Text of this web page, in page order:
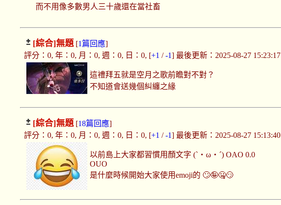
而不用像多數男人三十歲還在當社畜
[綜合]無題 [1篇回應]
評分：0, 年：0, 月：0, 週：0, 日：0, [+1 /-1] 最後更新：2025-08-27 15:23:17
這禮拜五就是空月之歌前瞻對不對？
不知道會送幾個糾纏之緣
[綜合]無題 [18篇回應]
評分：0, 年：0, 月：0, 週：0, 日：0, [+1 /-1] 最後更新：2025-08-27 15:13:40
以前島上大家都習慣用顏文字 (`・ω・´) OAO 0.0
OUO
是什麼時候開始大家使用emoji的 🙄🤪🤐😏